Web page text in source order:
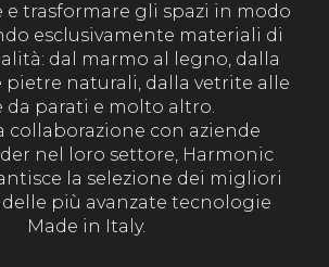
e trasformare gli spazi in modo
esclusivamente materiali di
dal marmo al legno, dalla
pietre naturali, dalla vetrite alle
da parati e molto altro.
collaborazione con aziende
nel loro settore, Harmonic
la selezione dei migliori
più avanzate tecnologie
Made in Italy.